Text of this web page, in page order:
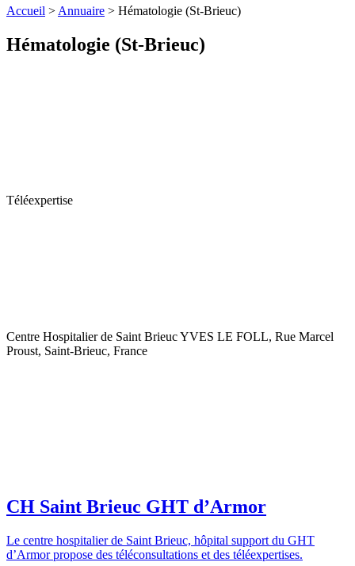
Accueil > Annuaire > Hématologie (St-Brieuc)
Hématologie (St-Brieuc)
Téléexpertise
Centre Hospitalier de Saint Brieuc YVES LE FOLL, Rue Marcel
Proust, Saint-Brieuc, France
CH Saint Brieuc GHT d’Armor
Le centre hospitalier de Saint Brieuc, hôpital support du GHT
d’Armor propose des téléconsultations et des téléexpertises.